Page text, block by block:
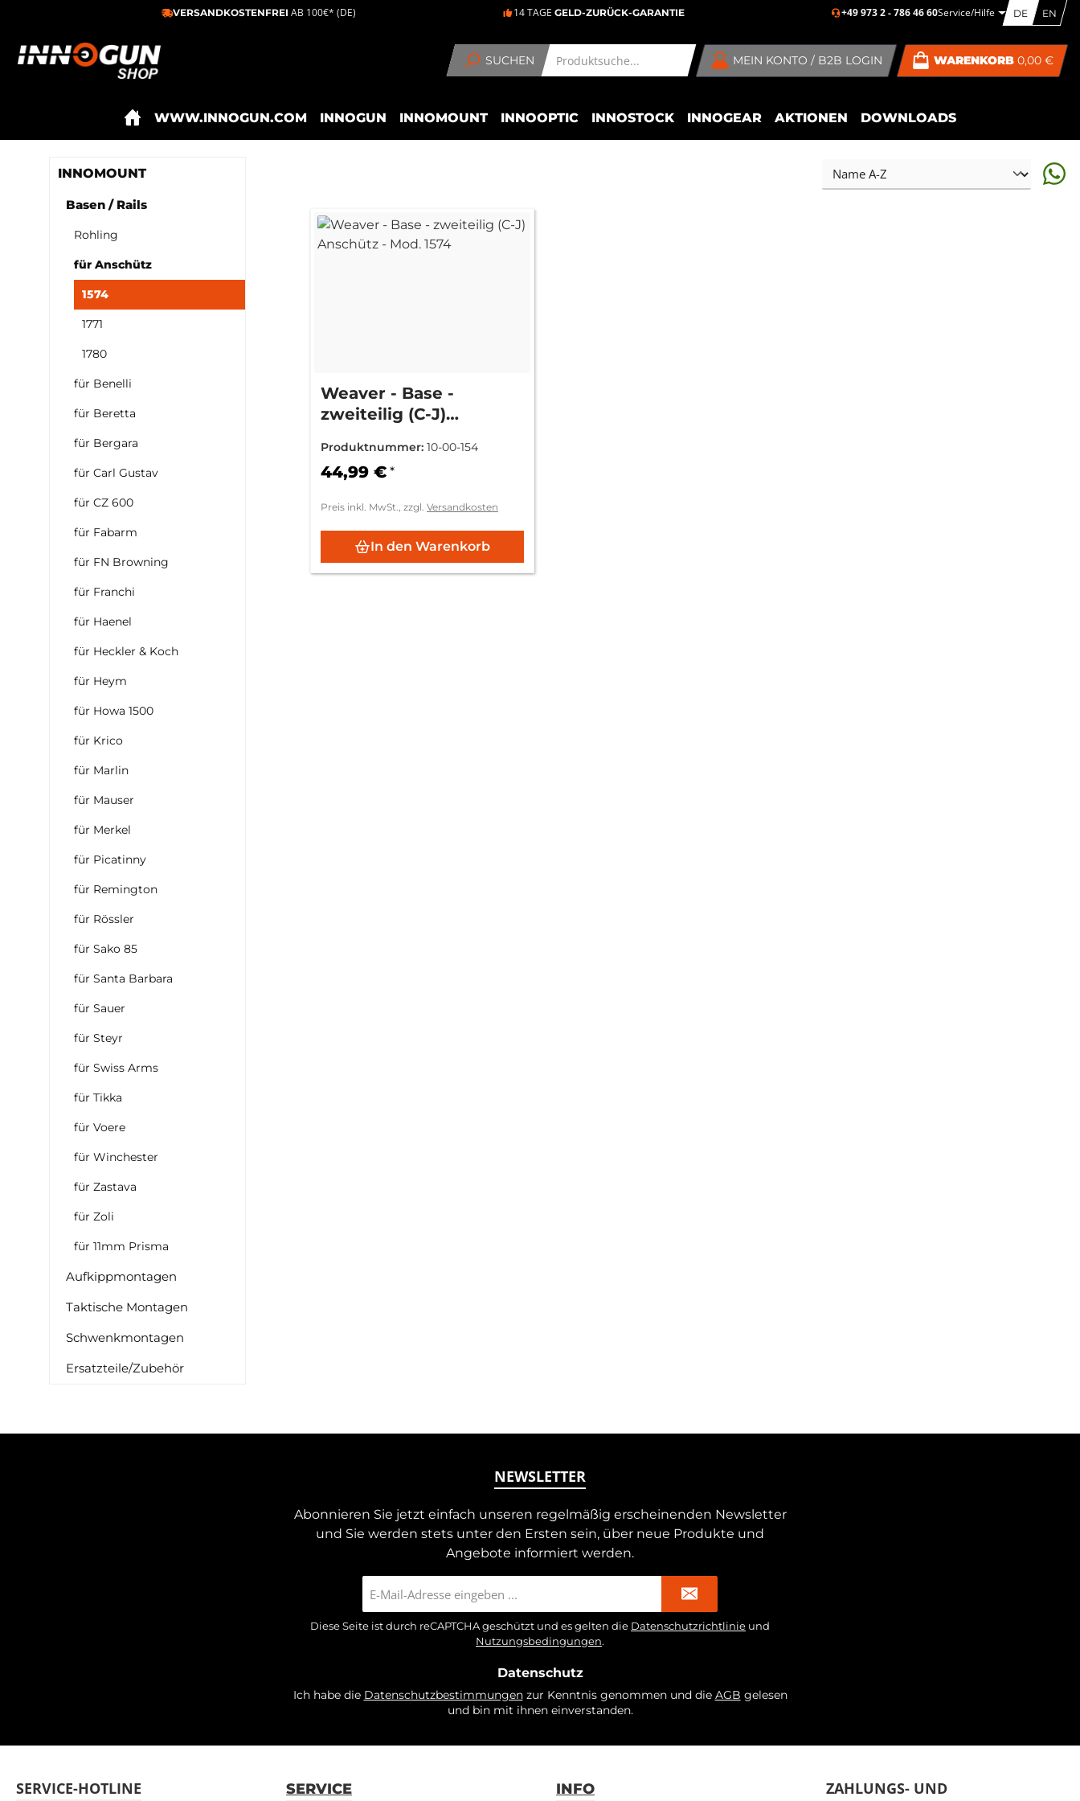
Zur Hauptnavigation springenVERSANDKOSTENFREI AB 100€* (DE) 14 TAGE GELD-ZURÜCK-GARANTIE +49 973 2 - 786 46 60Service/Hilfe DE EN
SUCHEN MEIN KONTO / B2B LOGIN WARENKORB 0,00 €
WWW.INNOGUN.COM INNOGUN INNOMOUNT INNOOPTIC INNOSTOCK INNOGEAR AKTIONEN DOWNLOADS
INNOMOUNT
Basen / Rails
Rohling
für Anschütz
1574
1771
1780
für Benelli
für Beretta
für Bergara
für Carl Gustav
für CZ 600
für Fabarm
für FN Browning
für Franchi
für Haenel
für Heckler & Koch
für Heym
für Howa 1500
für Krico
für Marlin
für Mauser
für Merkel
für Picatinny
für Remington
für Rössler
für Sako 85
für Santa Barbara
für Sauer
für Steyr
für Swiss Arms
für Tikka
für Voere
für Winchester
für Zastava
für Zoli
für 11mm Prisma
Aufkippmontagen
Taktische Montagen
Schwenkmontagen
Ersatzteile/Zubehör
Weaver - Base -
zweiteilig (C-J)
Produktnummer: 10-00-154
44,99 € *
Preis inkl. MwSt., zzgl. Versandkosten
In den Warenkorb
NEWSLETTER
Abonnieren Sie jetzt einfach unseren regelmäßig erscheinenden Newsletter
und Sie werden stets unter den Ersten sein, über neue Produkte und
Angebote informiert werden.
Mail-
Adresse
Diese Seite ist durch reCAPTCHA geschützt und es gelten die Datenschutzrichtlinie und
Nutzungsbedingungen.
Datenschutz
Ich habe die Datenschutzbestimmungenzur Kenntnis genommen und die AGB gelesen
und bin mit ihnen einverstanden.
SERVICE-HOTLINE SERVICE INFO
ZAHLUNGS- UND